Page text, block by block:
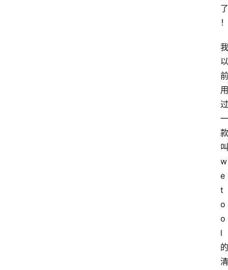
了
！
我
以
前
用
过
一
款
叫
w
e
t
o
o
l
的
清